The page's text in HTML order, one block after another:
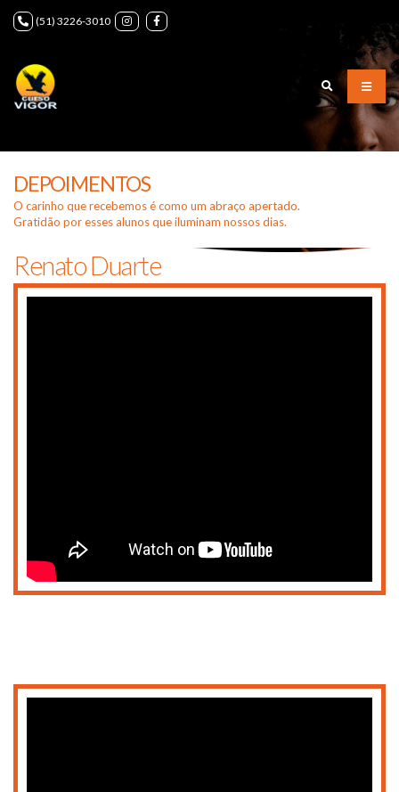
(51) 3226-3010
DEPOIMENTOS
O carinho que recebemos é como um abraço apertado.
Gratidão por esses alunos que iluminam nossos dias.
Renato Duarte